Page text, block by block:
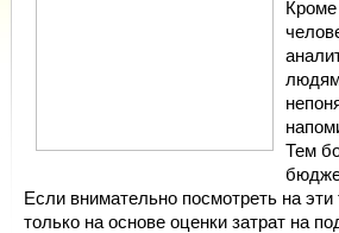
Кроме
Тем
Если внимательно посмотреть на
только на основе оценки затрат на